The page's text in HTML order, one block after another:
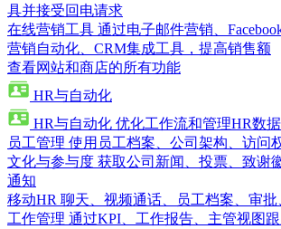
具并接受回电请求
在线营销工具 通过电子邮件营销、
营销自动化、CRM集成工具，提高销售额
查看网站和商店的所有功能
HR与自动化
HR与自动化 优化工作流和管理HR数据
员工管理 使用员工档案、公司架构、访问
文化与参与度 获取公司新闻、投票、致谢
通知
移动HR 聊天、视频通话、员工档案、审批
工作管理 通过KPI、工作报告、主管视图